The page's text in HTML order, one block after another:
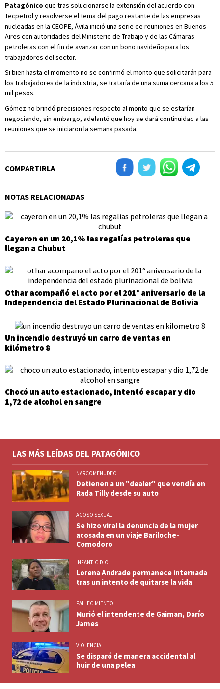
Patagónico que tras solucionarse la extensión del acuerdo con
Tecpetrol y resolverse el tema del pago restante de las empresas
nucleadas en la CEOPE, Ávila inició una serie de reuniones en Buenos
Aires con autoridades del Ministerio de Trabajo y de las Cámaras
petroleras con el fin de avanzar con un bono navideño para los
trabajadores del sector.
Si bien hasta el momento no se confirmó el monto que solicitarán para
los trabajadores de la industria, se trataría de una suma cercana a los 5
mil pesos.
Gómez no brindó precisiones respecto al monto que se estarían
negociando, sin embargo, adelantó que hoy se dará continuidad a las
reuniones que se iniciaron la semana pasada.
COMPARTIRLA
NOTAS RELACIONADAS
Cayeron en un 20,1% las regalías petroleras que
llegan a Chubut
Othar acompañó el acto por el 201° aniversario de la
Independencia del Estado Plurinacional de Bolivia
Un incendio destruyó un carro de ventas en
kilómetro 8
Chocó un auto estacionado, intentó escapar y dio
1,72 de alcohol en sangre
LAS MÁS LEÍDAS DEL PATAGÓNICO
NARCOMENUDEO
Detienen a un "dealer" que vendía en
Rada Tilly desde su auto
ACOSO SEXUAL
Se hizo viral la denuncia de la mujer
acosada en un viaje Bariloche-
Comodoro
INFANTICIDIO
Lorena Andrade permanece internada
tras un intento de quitarse la vida
FALLECIMIENTO
Murió el intendente de Gaiman, Darío
James
VIOLENCIA
Se disparó de manera accidental al
huir de una pelea